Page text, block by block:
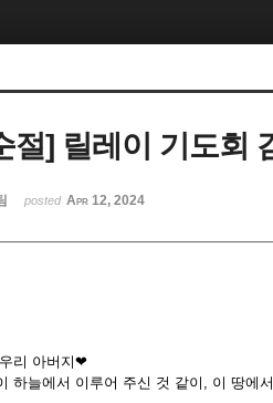
절] 릴레이 기도회
posted Apr 12, 2024
리 아버지❤
하늘에서 이루어 주신 것 같이, 이 땅에